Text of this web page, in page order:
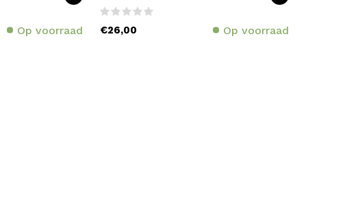
Op voorraad €26,00 Op voorraad